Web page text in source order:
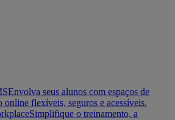
Envolva seus alunos com espaços de
online flexíveis, seguros e acessíveis.
Simplifique o treinamento, a